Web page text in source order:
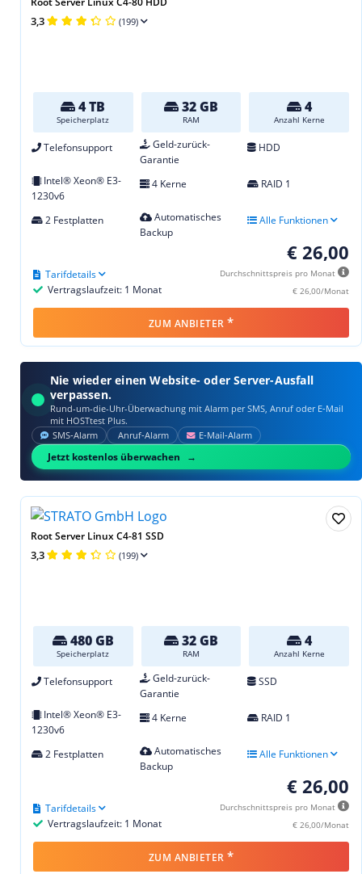
3,3 (199)
4 TB
Speicherplatz
32 GB
RAM
4
Anzahl Kerne
Telefonsupport
Geld-zurück-
Garantie
HDD
Intel® Xeon® E3-
1230v6
4 Kerne RAID 1
2 Festplatten
Automatisches
Backup
Alle Funktionen
€ 26,00
Durchschnittspreis pro Monat
€ 26,00/Monat
Vertragslaufzeit: 1 Monat
Tarifdetails
ZUM ANBIETER *
Nie wieder einen Website- oder Server-Ausfall
verpassen.
Rund-um-die-Uhr-Überwachung mit Alarm per SMS, Anruf oder E‑Mail
mit HOSTtest Plus.
SMS‑Alarm Anruf‑Alarm E‑Mail‑Alarm
Jetzt kostenlos überwachen
Root Server Linux C4-81 SSD
3,3 (199)
480 GB
Speicherplatz
32 GB
RAM
4
Anzahl Kerne
Telefonsupport
Geld-zurück-
Garantie
SSD
Intel® Xeon® E3-
1230v6
4 Kerne RAID 1
2 Festplatten
Automatisches
Backup
Alle Funktionen
€ 26,00
Durchschnittspreis pro Monat
€ 26,00/Monat
Vertragslaufzeit: 1 Monat
Tarifdetails
ZUM ANBIETER *